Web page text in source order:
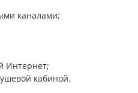
каналами;
Интернет;
кабиной.